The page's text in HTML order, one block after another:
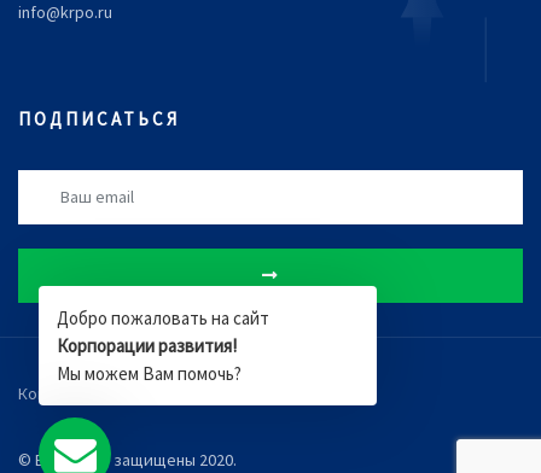
Добро пожаловать на сайт
Корпорации развития!
Мы можем Вам помочь?
info@krpo.ru
ПОДПИСАТЬСЯ
Компания
© Все права защищены 2020.